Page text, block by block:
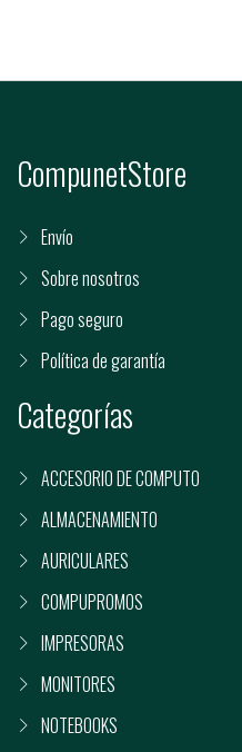
CompunetStore
Envío
Sobre nosotros
Pago seguro
Política de garantía
Categorías
ACCESORIO DE COMPUTO
ALMACENAMIENTO
AURICULARES
COMPUPROMOS
IMPRESORAS
MONITORES
NOTEBOOKS